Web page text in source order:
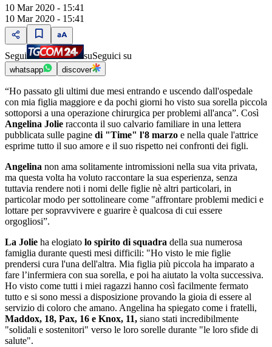
10 Mar 2020 - 15:41
10 Mar 2020 - 15:41
Segui suSeguici su
whatsapp discover
“Ho passato gli ultimi due mesi entrando e uscendo dall'ospedale
con mia figlia maggiore e da pochi giorni ho visto sua sorella piccola
sottoporsi a una operazione chirurgica per problemi all'anca”. Così
Angelina Jolie racconta il suo calvario familiare in una lettera
pubblicata sulle pagine di "Time" l'8 marzo e nella quale l'attrice
esprime tutto il suo amore e il suo rispetto nei confronti dei figli.
Angelina non ama solitamente intromissioni nella sua vita privata,
ma questa volta ha voluto raccontare la sua esperienza, senza
tuttavia rendere noti i nomi delle figlie nè altri particolari, in
particolar modo per sottolineare come "affrontare problemi medici e
lottare per sopravvivere e guarire è qualcosa di cui essere
orgogliosi”.
La Jolie ha elogiato lo spirito di squadra della sua numerosa
famiglia durante questi mesi difficili: "Ho visto le mie figlie
prendersi cura l'una dell'altra. Mia figlia più piccola ha imparato a
fare l’infermiera con sua sorella, e poi ha aiutato la volta successiva.
Ho visto come tutti i miei ragazzi hanno così facilmente fermato
tutto e si sono messi a disposizione provando la gioia di essere al
servizio di coloro che amano. Angelina ha spiegato come i fratelli,
Maddox, 18, Pax, 16 e Knox, 11, siano stati incredibilmente
"solidali e sostenitori" verso le loro sorelle durante "le loro sfide di
salute".